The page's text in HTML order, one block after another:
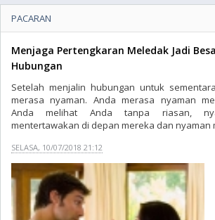
PACARAN
Menjaga Pertengkaran Meledak Jadi
Hubungan
Setelah menjalin hubungan untuk
merasa nyaman. Anda merasa nyaman
Anda melihat Anda tanpa riasan,
mentertawakan di depan mereka dan nyaman
SELASA, 10/07/2018 21:12